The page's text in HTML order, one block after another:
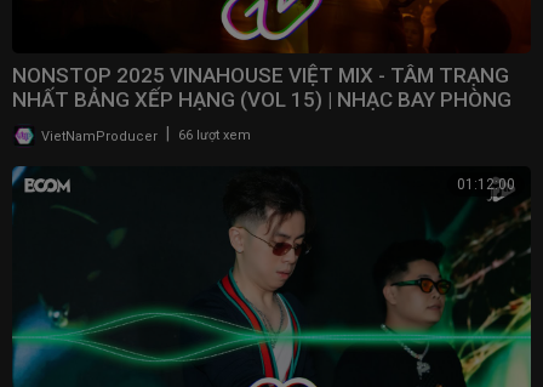
NONSTOP 2025 VINAHOUSE VIỆT MIX - TÂM TRẠNG
NHẤT BẢNG XẾP HẠNG (VOL 15) | NHẠC BAY PHÒNG
2025VietNamProducer 66 lượt xem
01:12:00